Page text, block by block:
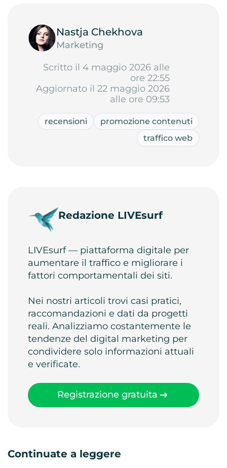
Nastja Chekhova
Marketing
Scritto il 4 maggio 2026 alle
ore 22:55
Aggiornato il 22 maggio 2026
alle ore 09:53
recensioni
promozione contenuti
traffico web
Redazione LIVEsurf
LIVEsurf — piattaforma digitale per
aumentare il traffico e migliorare i
fattori comportamentali dei siti.
Nei nostri articoli trovi casi pratici,
raccomandazioni e dati da progetti
reali. Analizziamo costantemente le
tendenze del digital marketing per
condividere solo informazioni attuali
e verificate.
Registrazione gratuita
Continuate a leggere